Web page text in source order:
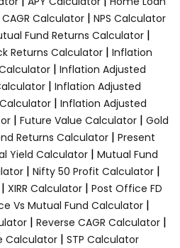
CAGR Calculator | NPS Calculator
Fund Returns Calculator |
Returns Calculator| Inflation
| Inflation Adjusted
| Inflation Adjusted
| Inflation Adjusted
| Future Value Calculator | Gold
Returns Calculator | Present
Yield Calculator | Mutual Fund
| Nifty 50 Profit Calculator|
XIRR Calculator| Post Office FD
Vs Mutual Fund Calculator|
| Reverse CAGR Calculator |
Calculator | STP Calculator